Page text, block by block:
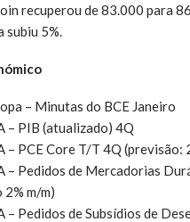
recuperou de 83.000 para
subiu 5%.
– Minutas do BCE Janeiro
PIB (atualizado) 4Q
PCE Core T/T 4Q (previsão:
Pedidos de Mercadorias
m/m)
Pedidos de Subsídios de